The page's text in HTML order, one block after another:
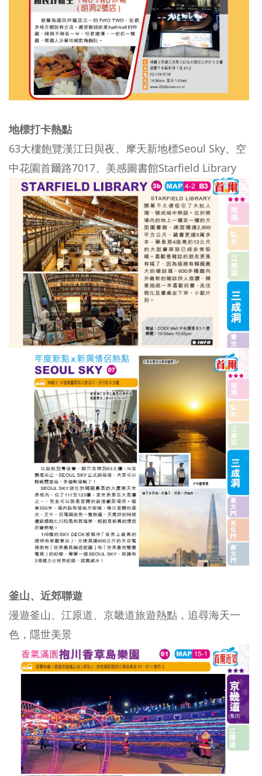
地標打卡熱點
63大樓飽覽漢江日與夜、摩天新地標Seoul Sky、空
中花園首爾路7017、美感圖書館Starfield Library
釜山、近郊聯遊
漫遊釜山、江原道、京畿道旅遊熱點，追尋海天一
色，隱世美景